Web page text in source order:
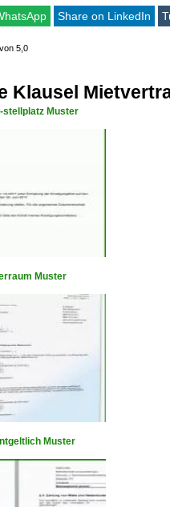
Share on LinkedIn
5,0
Klausel
stellplatz Muster
Muster
Muster